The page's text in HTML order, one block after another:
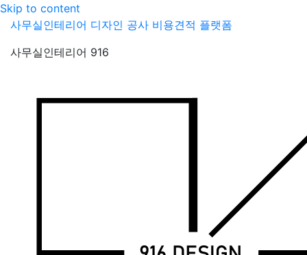
Skip to content
사무실인테리어 디자인 공사 비용견적 플랫폼
사무실인테리어 916